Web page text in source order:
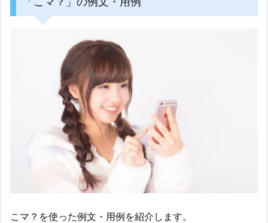
こマ？を使った例文・用例を紹介します。